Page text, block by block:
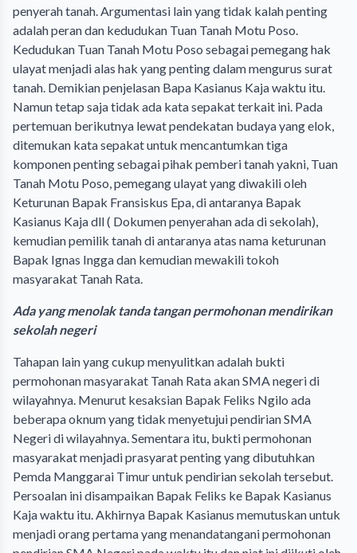
penyerah tanah. Argumentasi lain yang tidak kalah penting
adalah peran dan kedudukan Tuan Tanah Motu Poso.
Kedudukan Tuan Tanah Motu Poso sebagai pemegang hak
ulayat menjadi alas hak yang penting dalam mengurus surat
tanah. Demikian penjelasan Bapa Kasianus Kaja waktu itu.
Namun tetap saja tidak ada kata sepakat terkait ini. Pada
pertemuan berikutnya lewat pendekatan budaya yang elok,
ditemukan kata sepakat untuk mencantumkan tiga
komponen penting sebagai pihak pemberi tanah yakni, Tuan
Tanah Motu Poso, pemegang ulayat yang diwakili oleh
Keturunan Bapak Fransiskus Epa, di antaranya Bapak
Kasianus Kaja dll ( Dokumen penyerahan ada di sekolah),
kemudian pemilik tanah di antaranya atas nama keturunan
Bapak Ignas Ingga dan kemudian mewakili tokoh
masyarakat Tanah Rata.
Ada yang menolak tanda tangan permohonan mendirikan
sekolah negeri
Tahapan lain yang cukup menyulitkan adalah bukti
permohonan masyarakat Tanah Rata akan SMA negeri di
wilayahnya. Menurut kesaksian Bapak Feliks Ngilo ada
beberapa oknum yang tidak menyetujui pendirian SMA
Negeri di wilayahnya. Sementara itu, bukti permohonan
masyarakat menjadi prasyarat penting yang dibutuhkan
Pemda Manggarai Timur untuk pendirian sekolah tersebut.
Persoalan ini disampaikan Bapak Feliks ke Bapak Kasianus
Kaja waktu itu. Akhirnya Bapak Kasianus memutuskan untuk
menjadi orang pertama yang menandatangani permohonan